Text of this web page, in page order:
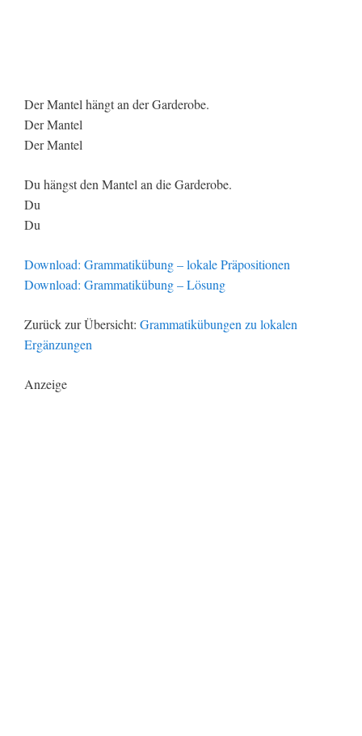
Der Mantel hängt an der Garderobe.
Der Mantel
Der Mantel
Du hängst den Mantel an die Garderobe.
Du
Du
Download: Grammatikübung – lokale Präpositionen
Download: Grammatikübung – Lösung
Zurück zur Übersicht: Grammatikübungen zu lokalen
Ergänzungen
Anzeige